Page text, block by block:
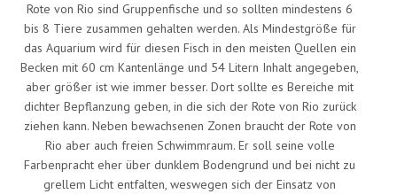
Rote von Rio sind Gruppenfische und so sollten mindestens 6
bis 8 Tiere zusammen gehalten werden. Als Mindestgröße für
das Aquarium wird für diesen Fisch in den meisten Quellen ein
Becken mit 60 cm Kantenlänge und 54 Litern Inhalt angegeben,
aber größer ist wie immer besser. Dort sollte es Bereiche mit
dichter Bepflanzung geben, in die sich der Rote von Rio zurück
ziehen kann. Neben bewachsenen Zonen braucht der Rote von
Rio aber auch freien Schwimmraum. Er soll seine volle
Farbenpracht eher über dunklem Bodengrund und bei nicht zu
grellem Licht entfalten, weswegen sich der Einsatz von